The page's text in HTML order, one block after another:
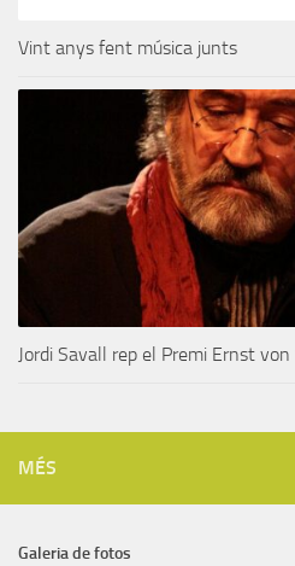
Vint anys fent música junts
Jordi Savall rep el Premi Ernst
MÉS
Galeria de fotos